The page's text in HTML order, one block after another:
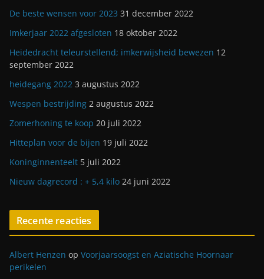
De beste wensen voor 2023 31 december 2022
Imkerjaar 2022 afgesloten 18 oktober 2022
Heidedracht teleurstellend; imkerwijsheid bewezen 12
september 2022
heidegang 2022 3 augustus 2022
Wespen bestrijding 2 augustus 2022
Zomerhoning te koop 20 juli 2022
Hitteplan voor de bijen 19 juli 2022
Koninginnenteelt 5 juli 2022
Nieuw dagrecord : + 5,4 kilo 24 juni 2022
Recente reacties
Albert Henzen op Voorjaarsoogst en Aziatische Hoornaar
perikelen